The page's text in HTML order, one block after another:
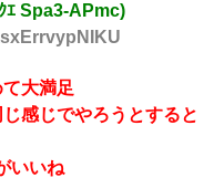
ｴ Spa3-APmc)
大満足
感じでやろうとすると
いいね